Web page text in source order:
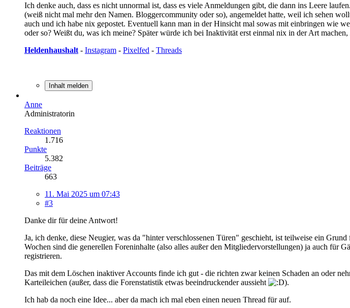
Ich denke auch, dass es nicht unnormal ist, dass es viele Anmeldungen gibt, die dann ins Leere
(weiß nicht mal mehr den Namen. Bloggercommunity oder so), angemeldet hatte, weil ich sehen
auch und ich habe nix gepostet. Eventuell kann man in der Hinsicht mal sowas mit einbringen wie
oder so? Weißt du, was ich meine? Später würde ich bei Inaktivität erst einmal nix in der Art
Heldenhaushalt - Instagram - Pixelfed - Threads
Inhalt melden
Anne
Administratorin
Reaktionen
1.716
Punkte
5.382
Beiträge
663
11. Mai 2025 um 07:43
#3
Danke dir für deine Antwort!
Ja, ich denke, diese Neugier, was da "hinter verschlossenen Türen" geschieht, ist teilweise ein
Wochen sind die generellen Foreninhalte (also alles außer den Mitgliedervorstellungen) ja auch für
registrieren.
Das mit dem Löschen inaktiver Accounts finde ich gut - die richten zwar keinen Schaden an oder
Karteileichen (außer, dass die Forenstatistik etwas beeindruckender aussieht
).
Ich hab da noch eine Idee... aber da mach ich mal eben einen neuen Thread für auf.